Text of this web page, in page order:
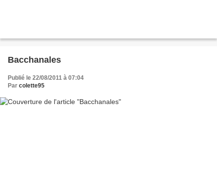
Bacchanales
Publié le 22/08/2011 à 07:04
Par colette95